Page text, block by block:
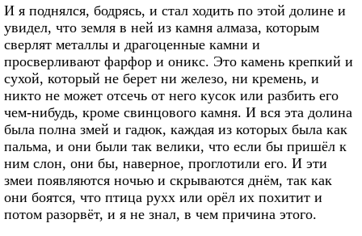
И я поднялся, бодрясь, и стал ходить по этой долине и
увидел, что земля в ней из камня алмаза, которым
сверлят металлы и драгоценные камни и
просверливают фарфор и оникс. Это камень крепкий и
сухой, который не берет ни железо, ни кремень, и
никто не может отсечь от него кусок или разбить его
чем-нибудь, кроме свинцового камня. И вся эта долина
была полна змей и гадюк, каждая из которых была как
пальма, и они были так велики, что если бы пришёл к
ним слон, они бы, наверное, проглотили его. И эти
змеи появляются ночью и скрываются днём, так как
они боятся, что птица рухх или орёл их похитит и
потом разорвёт, и я не знал, в чем причина этого.